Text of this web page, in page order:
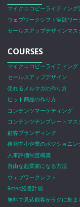
マイクロコピーライティン
ウェブワークシフト実践ワー
セールスアップデザインマス
COURSES
マイクロコピーライティング
セールスアップデザイン
売れるメルマガの作り方
ヒット商品の作り方
コンテンツマーケティング
コンテンツテンプレートマス
顧客ブランディング
後発中小企業のポジショニン
人事評価制度構築
自由な起業家になる方法
ウェブワークシフト
9step経営計画
無料で見込顧客がラクに集ま